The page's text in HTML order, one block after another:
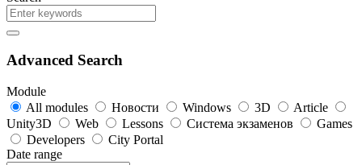
Advanced Search
Module
All modules
Новости Windows 3D
Article
Unity3D
Web Lessons Система экзаменов
Games
Developers
City Portal
Date range